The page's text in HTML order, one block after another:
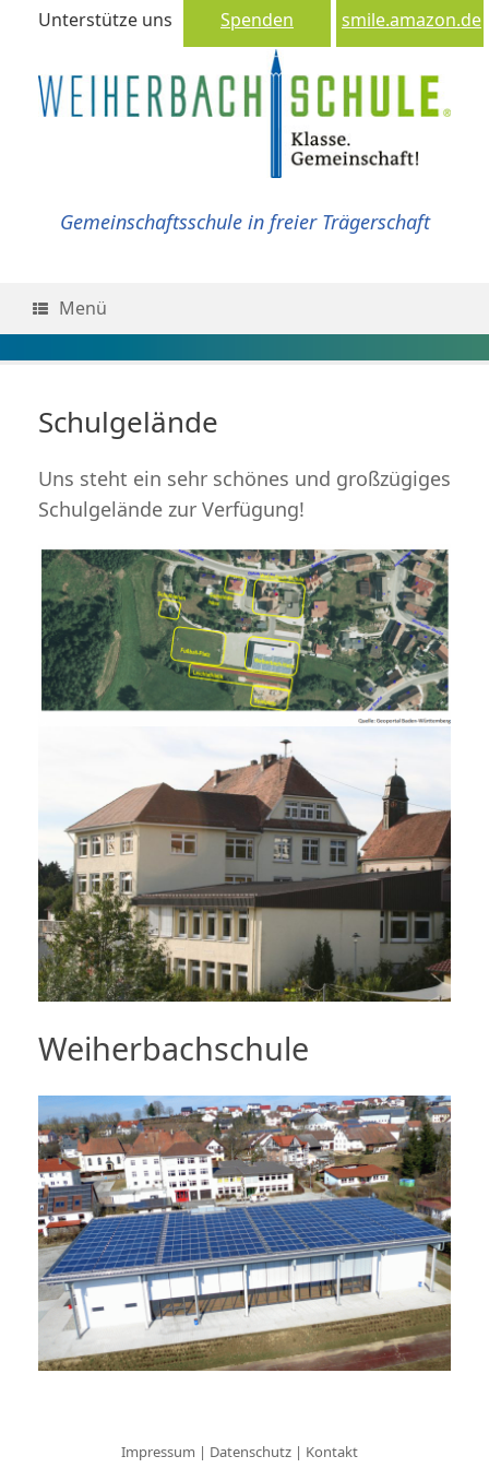
smile.amazon.de
Spenden
Unterstütze uns
Gemeinschaftsschule in freier Trägerschaft
Menü
Schulgelände
Uns steht ein sehr schönes und großzügiges
Schulgelände zur Verfügung!
Weiherbachschule
Impressum | Datenschutz| Kontakt